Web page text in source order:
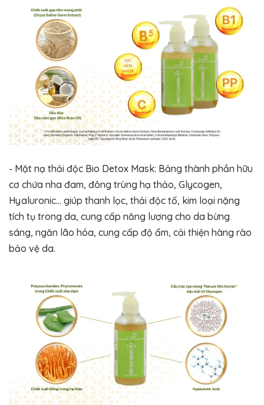
- Mặt nạ thải độc Bio Detox Mask: Bảng thành phần hữu
cơ chứa nha đam, đông trùng hạ thảo, Glycogen,
Hyaluronic… giúp thanh lọc, thải độc tố, kim loại nặng
tích tụ trong da, cung cấp năng lượng cho da bừng
sáng, ngăn lão hóa, cung cấp độ ẩm, cải thiện hàng rào
bảo vệ da.